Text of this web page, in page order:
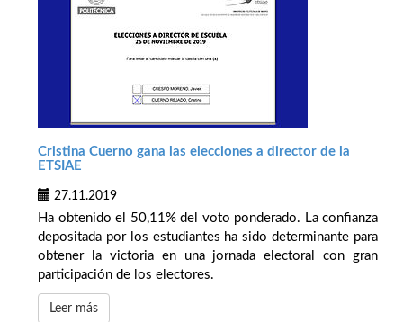
Cristina Cuerno gana las elecciones a director de la
ETSIAE
27.11.2019
Ha obtenido el 50,11% del voto ponderado. La confianza
depositada por los estudiantes ha sido determinante para
obtener la victoria en una jornada electoral con gran
participación de los electores.
Leer más